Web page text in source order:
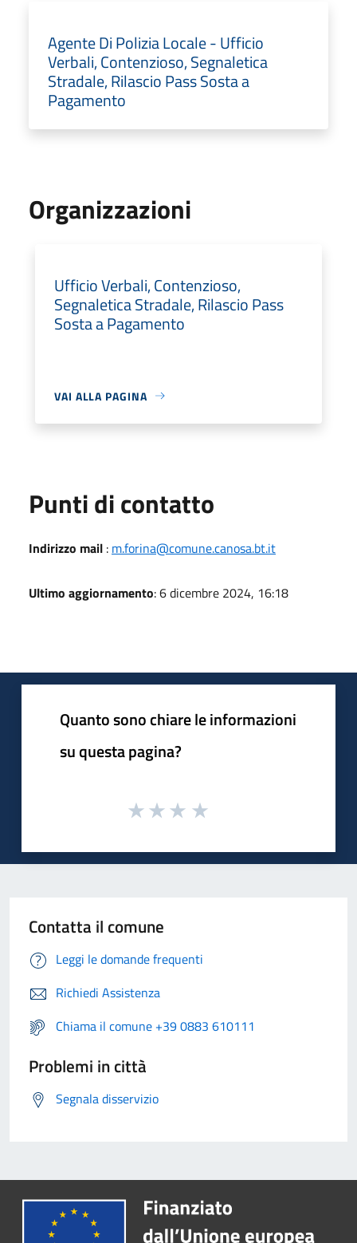
Agente Di Polizia Locale - Ufficio
Verbali, Contenzioso, Segnaletica
Stradale, Rilascio Pass Sosta a
Pagamento
Organizzazioni
Ufficio Verbali, Contenzioso,
Segnaletica Stradale, Rilascio Pass
Sosta a Pagamento
VAI ALLA PAGINA
Punti di contatto
Indirizzo mail : m.forina@comune.canosa.bt.it
Ultimo aggiornamento: 6 dicembre 2024, 16:18
Quanto sono chiare le informazioni
su questa pagina?
Contatta il comune
Leggi le domande frequenti
Richiedi Assistenza
Chiama il comune +39 0883 610111
Problemi in città
Segnala disservizio